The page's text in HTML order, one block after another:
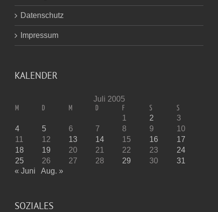
Datenschutz
Impressum
KALENDER
Juli 2005
M D M D F S S
1 2
3
4
5 6 7 8 9
10
11
12 13 14 15 16
17
18
19 20 21 22 23
24
25
26 27 28 29 30
31
« Juni
Aug. »
SOZIALES